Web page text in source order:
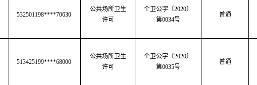
532501198****70630
公共场所卫生
许可
个卫公字 〔2020〕
第0034号
普通
513425199****68000
公共场所卫生
许可
个卫公字〔2020〕
第0035号
普通